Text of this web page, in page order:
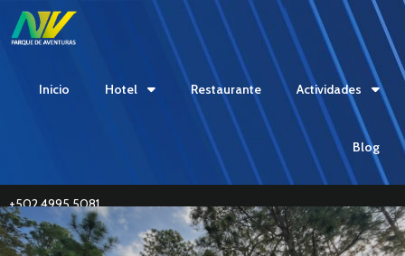
Inicio Hotel Restaurante Actividades
Blog
+502 4995 5081
Reviews | Warranty | Contact